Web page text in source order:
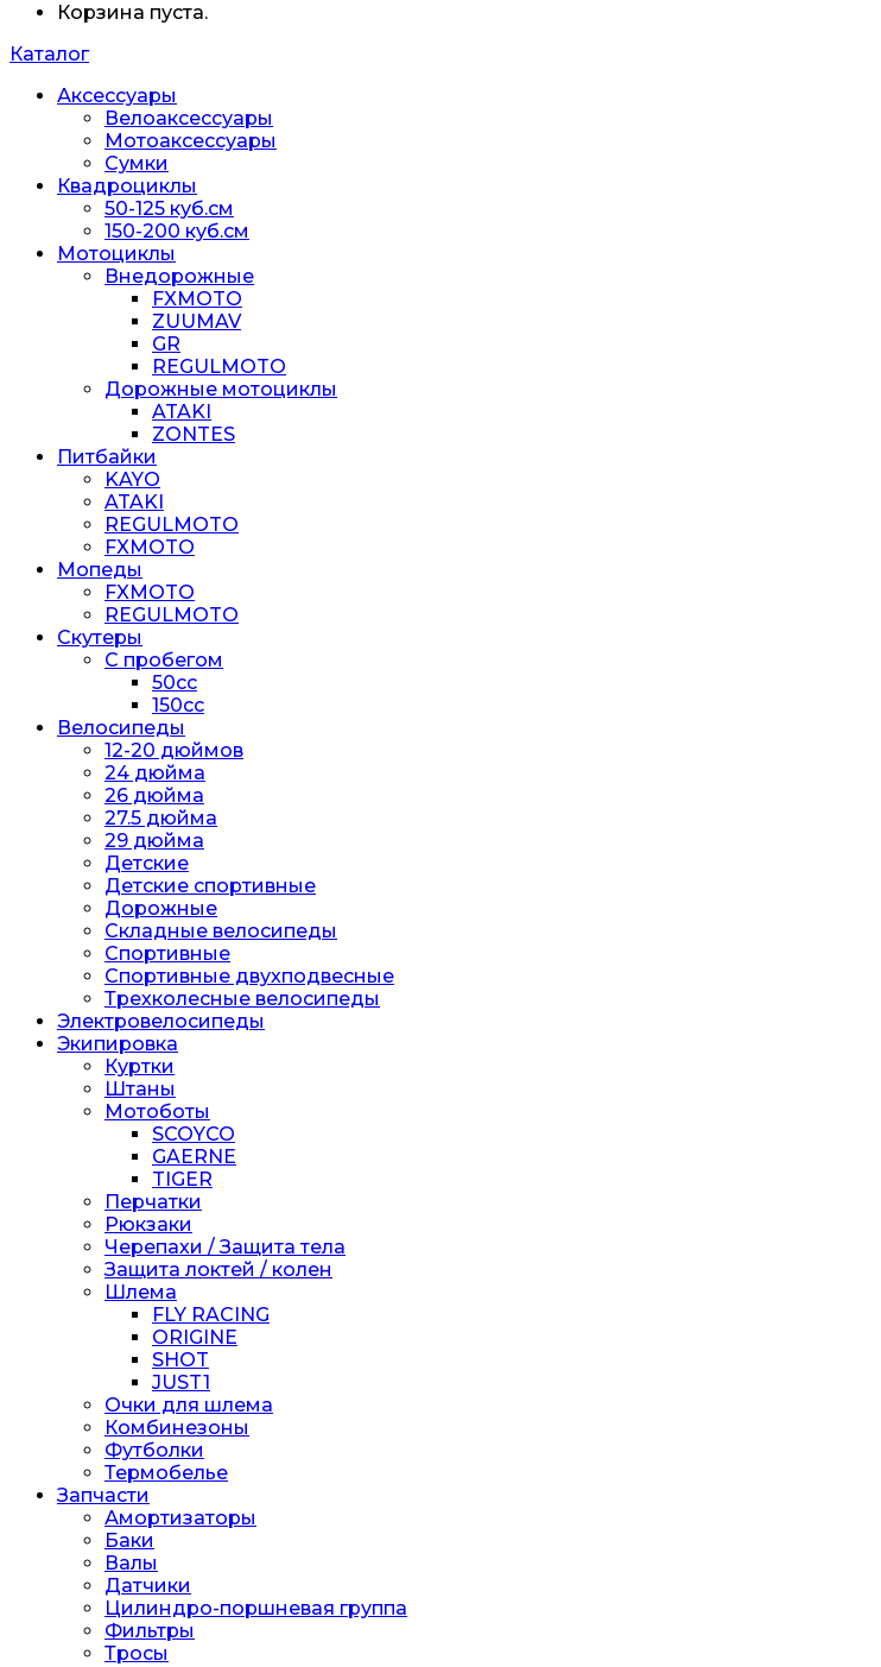
Корзина пуста.
Каталог
Аксессуары
Велоаксессуары
Мотоаксессуары
Сумки
Квадроциклы
50-125 куб.см
150-200 куб.см
Мотоциклы
Внедорожные
FXMOTO
ZUUMAV
GR
REGULMOTO
Дорожные мотоциклы
ATAKI
ZONTES
Питбайки
KAYO
ATAKI
REGULMOTO
FXMOTO
Мопеды
FXMOTO
REGULMOTO
Скутеры
С пробегом
50cc
150cc
Велосипеды
12-20 дюймов
24 дюйма
26 дюйма
27.5 дюйма
29 дюйма
Детские
Детские спортивные
Дорожные
Складные велосипеды
Спортивные
Спортивные двухподвесные
Трехколесные велосипеды
Электровелосипеды
Экипировка
Куртки
Штаны
Мотоботы
SCOYCO
GAERNE
TIGER
Перчатки
Рюкзаки
Черепахи / Защита тела
Защита локтей / колен
Шлема
FLY RACING
ORIGINE
SHOT
JUST1
Очки для шлема
Комбинезоны
Футболки
Термобелье
Запчасти
Амортизаторы
Баки
Валы
Датчики
Цилиндро-поршневая группа
Фильтры
Тросы